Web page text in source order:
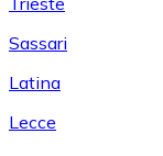
Sassari
Latina
Lecce